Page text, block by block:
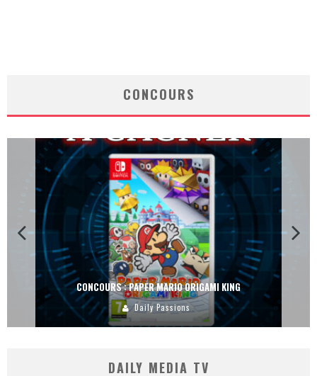
CONCOURS
CONCOURS : PAPER MARIO ORIGAMI KING
Daily Passions
DAILY MEDIA TV